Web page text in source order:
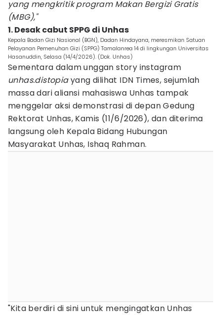
yang mengkritik program Makan Bergizi Gratis
(MBG),"
1. Desak cabut SPPG di Unhas
Kepala Badan Gizi Nasional (BGN), Dadan Hindayana, meresmikan Satuan
Pelayanan Pemenuhan Gizi (SPPG) Tamalanrea 14 di lingkungan Universitas
Hasanuddin, Selasa (14/4/2026). (Dok. Unhas)
Sementara dalam unggan story instagram
unhas.distopiayang dilihat IDN Times, sejumlah
massa dari aliansi mahasiswa Unhas tampak
menggelar aksi demonstrasi di depan Gedung
Rektorat Unhas, Kamis (11/6/2026), dan diterima
langsung oleh Kepala Bidang Hubungan
Masyarakat Unhas, Ishaq Rahman.
"Kita berdiri di sini untuk mengingatkan Unhas